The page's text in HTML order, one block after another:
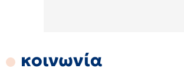
κοινωνία